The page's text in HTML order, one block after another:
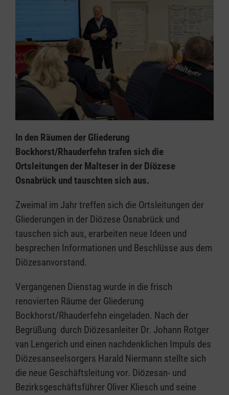
In den Räumen der Gliederung
Bockhorst/Rhauderfehn trafen sich die
Ortsleitungen der Malteser in der Diözese
Osnabrück und tauschten sich aus.
Zweimal im Jahr treffen sich die Ortsleitungen der
Gliederungen in der Diözese Osnabrück und
tauschen sich aus, erarbeiten neue Ideen und
besprechen Informationen und Beschlüsse aus dem
Diözesanvorstand.
Vergangenen Dienstag wurde in die frisch
renovierten Räume der Gliederung
Bockhorst/Rhauderfehn eingeladen. Nach der
Begrüßung durch Diözesanleiter Dr. Johann Rotger
van Lengerich und einen nachdenklichen Impuls des
Diözesanseelsorgers Harald Niermann stellte sich
die neue Geschäftsleitung vor. Diözesan- und
Bezirksgeschäftsführer Oliver Kliesch und seine